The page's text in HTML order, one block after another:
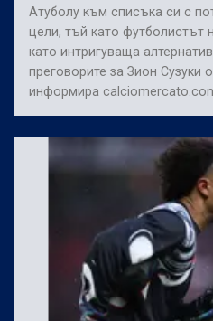
Атуболу към списъка си с
цели, тъй като футболистът
като интригуваща
преговорите за Зион Сузуки
информира